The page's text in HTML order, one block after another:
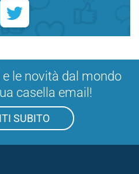
le novità dal mondo
casella email!
SUBITO